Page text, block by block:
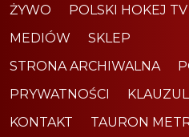
ŻYWO
POLSKI HOKEJ TV
MEDIÓW
SKLEP
STRONA ARCHIWALNA
PRYWATNOŚCI
KONTAKT
TAURON